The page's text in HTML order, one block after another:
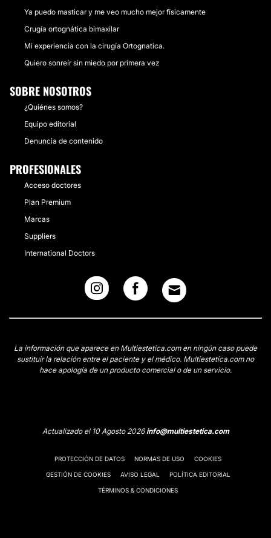
Ya puedo masticar y me veo mucho mejor físicamente
Crugía ortognática bimaxilar
Mi experiencia con la cirugía Ortognatica.
Quiero sonreír sin miedo por primera vez
SOBRE NOSOTROS
¿Quiénes somos?
Equipo editorial
Denuncia de contenido
PROFESIONALES
Acceso doctores
Plan Premium
Marcas
Suppliers
International Doctors
La información que aparece en Multiestetica.com en ningún caso puede
sustituir la relación entre el paciente y el médico. Multiestetica.com no
hace apología de un producto comercial o de un servicio.
Actualizado el 10 Agosto 2026info@multiestetica.com
PROTECCIÓN DE DATOS NORMAS DE USO COOKIES
GESTIÓN DE COOKIES AVISO LEGAL POLÍTICA EDITORIAL
TÉRMINOS & CONDICIONES